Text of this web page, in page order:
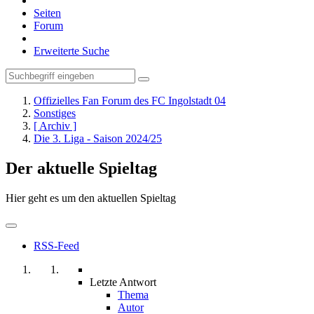
Seiten
Forum
Erweiterte Suche
Offizielles Fan Forum des FC Ingolstadt 04
Sonstiges
[ Archiv ]
Die 3. Liga - Saison 2024/25
Der aktuelle Spieltag
Hier geht es um den aktuellen Spieltag
RSS-Feed
Letzte Antwort
Thema
Autor